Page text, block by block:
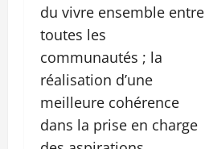
du vivre ensemble entre
toutes les
communautés ; la
réalisation d’une
meilleure cohérence
dans la prise en charge